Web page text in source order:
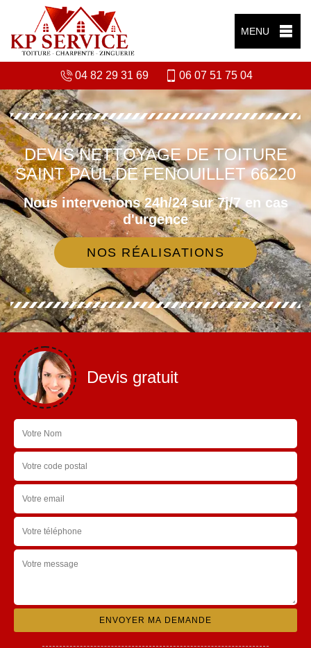
MENU
04 82 29 31 69 06 07 51 75 04
DEVIS NETTOYAGE DE TOITURE
SAINT PAUL DE FENOUILLET 66220
Nous intervenons 24h/24 sur 7j/7 en cas
d'urgence
NOS RÉALISATIONS
Devis gratuit